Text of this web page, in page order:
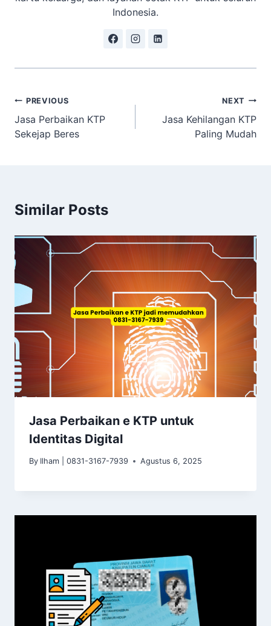
Indonesia.
Navigasi
pos
PREVIOUS
Jasa Perbaikan KTP
Sekejap Beres
NEXT
Jasa Kehilangan KTP
Paling Mudah
Similar Posts
Jasa Perbaikan e KTP untuk
Identitas Digital
By Ilham | 0831-3167-7939 Agustus 6, 2025